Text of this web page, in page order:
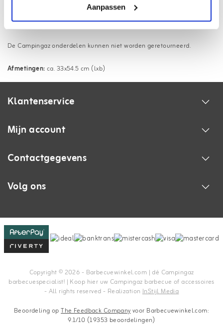
Aanpassen
De Campingaz onderdelen kunnen niet worden geretourneerd.
Afmetingen:ca. 33x54.5 cm (lxb)
Klantenservice
Mijn account
Contactgegevens
Volg ons
Copyright © 2026 - Barbecuewinkel.com | dé Campingaz
barbecuespecialist! | Koop hier uw Campingaz barbecue of accessoires
- All rights reserved - Realization InStijl Media
Beoordeling opThe Feedback Companyvoor Barbecuewinkel.com:
9.1/10 (19353 beoordelingen)